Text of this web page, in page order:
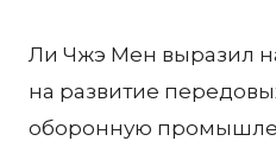
Ли Чжэ Мен выразил
на развитие
оборонную